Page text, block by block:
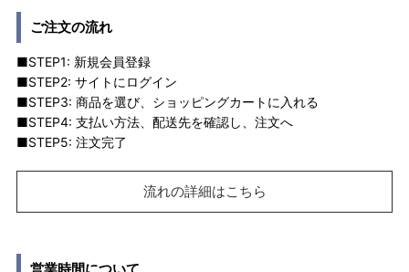
ご注文の流れ
■STEP1: 新規会員登録
■STEP2: サイトにログイン
■STEP3: 商品を選び、ショッピングカートに入れる
■STEP4: 支払い方法、配送先を確認し、注文へ
■STEP5: 注文完了
流れの詳細はこちら